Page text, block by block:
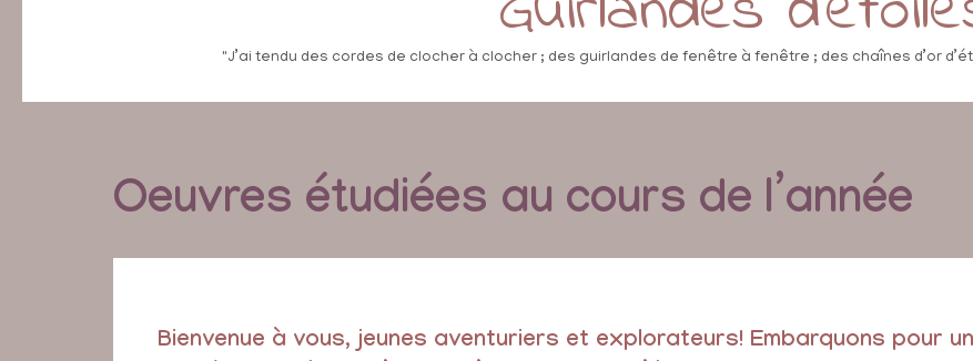
"J’ai tendu des cordes de clocher à clocher ; des guirlandes de fenêtre à fenêtre ; des chaînes d’or
Oeuvres étudiées au cours de l’année
Bienvenue à vous, jeunes aventuriers et explorateurs! Embarquons pour